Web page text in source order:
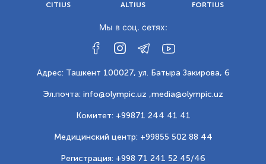
CITIUS ALTIUS FORTIUS
Мы в соц. сетях:
Адрес: Ташкент 100027, ул. Батыра Закирова, 6
Эл.почта: info@olympic.uz ,media@olympic.uz
Комитет: +99871 244 41 41
Медицинский центр: +99855 502 88 44
Регистрация: +998 71 241 52 45/46